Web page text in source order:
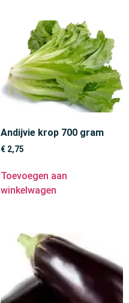
Andijvie krop 700 gram
€ 2,75
Toevoegen aan
winkelwagen